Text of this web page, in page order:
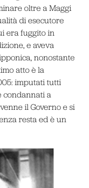
oltre a Maggi
di esecutore
era fuggito in
e aveva
nonostante
atto è la
imputati tutti
condannati a
il Governo e si
resta ed è un